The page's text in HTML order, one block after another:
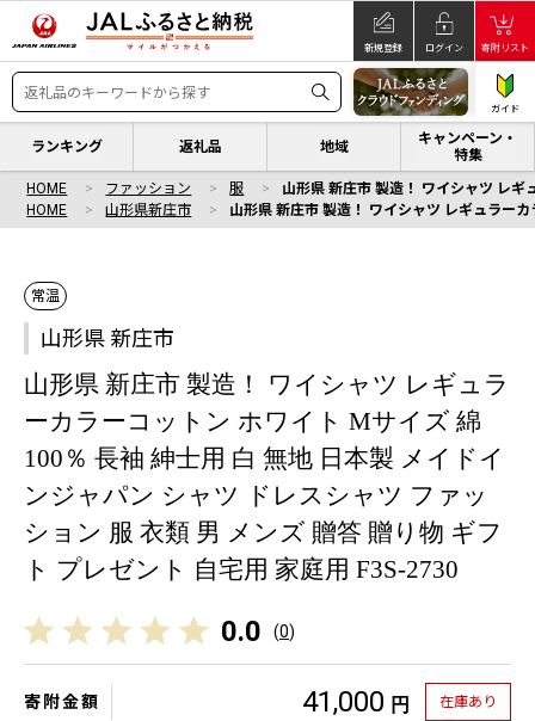
新規登録 ログイン 寄附リスト
ガイド
ランキング 返礼品 地域
キャンペーン・
特集
HOME ファッション 服
山形県 新庄市 製造！ ワイシャツ レ
HOME
山形県新庄市 山形県 新庄市 製造！ ワイシャツ レギュラー
常温
山形県 新庄市
山形県 新庄市 製造！ ワイシャツ レギュラ
ーカラーコットン ホワイト Mサイズ 綿
100％ 長袖 紳士用 白 無地 日本製 メイドイ
ンジャパン シャツ ドレスシャツ ファッ
ション 服 衣類 男 メンズ 贈答 贈り物 ギフ
ト プレゼント 自宅用 家庭用 F3S-2730
0.0 (0)
寄附金額 41,000 円 在庫あり